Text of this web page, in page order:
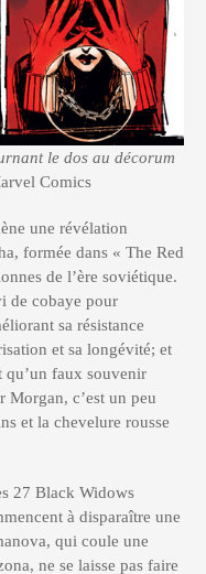
le dos au décorum
Comics
une révélation
formée dans « The Red
de l’ère soviétique.
de cobaye pour
sa résistance
et sa longévité; et
qu’un faux souvenir
c’est un peu
et la chevelure rousse
27 Black Widows
à disparaître une
qui coule une
ne se laisse pas faire